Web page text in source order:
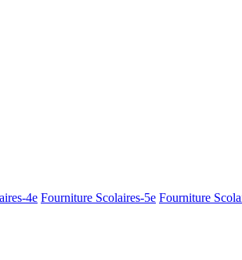
4e Fourniture Scolaires-5e Fourniture